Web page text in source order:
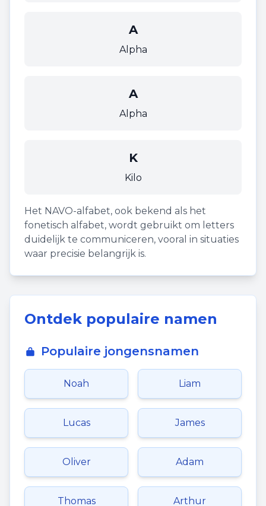
A
Alpha
A
Alpha
K
Kilo
Het NAVO-alfabet, ook bekend als het
fonetisch alfabet, wordt gebruikt om letters
duidelijk te communiceren, vooral in situaties
waar precisie belangrijk is.
Ontdek populaire namen
Populaire jongensnamen
Noah Liam
Lucas James
Oliver Adam
Thomas Arthur